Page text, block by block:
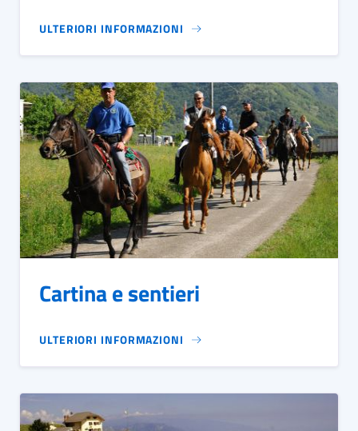
ULTERIORI INFORMAZIONI
Cartina e sentieri
ULTERIORI INFORMAZIONI